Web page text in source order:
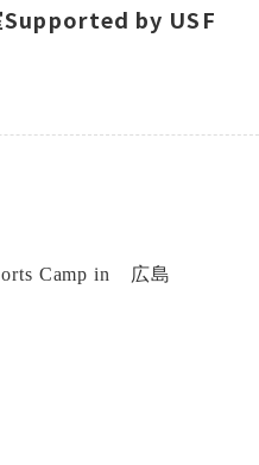
Supported by USF